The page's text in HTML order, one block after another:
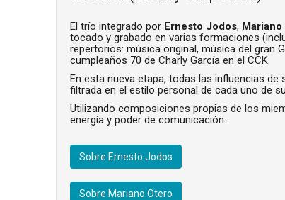
El trío integrado por Ernesto Jodos, Mariano
tocado y grabado en varias formaciones
repertorios: música original, música del gran
cumpleaños 70 de Charly García en el CCK.
En esta nueva etapa, todas las influencias
filtrada en el estilo personal de cada uno de
Utilizando composiciones propias de los
energía y poder de comunicación.
Sobre Ernesto Jodos
Sobre Mariano Otero